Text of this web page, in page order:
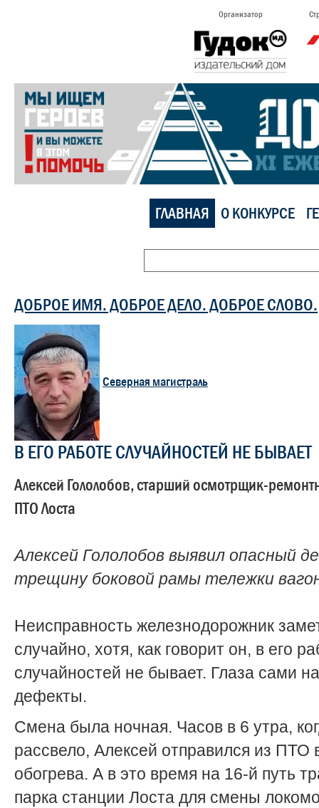
Организатор
ГЛАВНАЯ О КОНКУРСЕ
ДОБРОЕ ИМЯ. ДОБРОЕ ДЕЛО. ДОБРОЕ СЛОВО.
Северная магистраль
В ЕГО РАБОТЕ СЛУЧАЙНОСТЕЙ НЕ БЫВАЕТ
Алексей Гололобов, старший осмотрщик-
ПТО Лоста
Алексей Гололобов выявил опасный
трещину боковой рамы тележки
Неисправность железнодорожник
случайно, хотя, как говорит он, в его
случайностей не бывает. Глаза сами
дефекты.
Смена была ночная. Часов в 6 утра,
рассвело, Алексей отправился из ПТО
обогрева. А в это время на 16-й путь
парка станции Лоста для смены